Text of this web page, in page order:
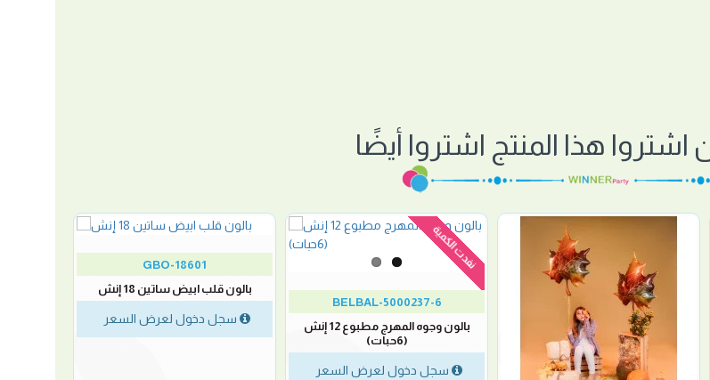
اشتروا هذا المنتج اشتروا أيضًا
نفدت الكمية
BELBAL-5000237-6
بالون وجوه المهرج مطبوع 12 إنش
(6حبات)
سجل دخول لعرض السعر
GBO-18601
بالون قلب ابيض ساتين 18 إنش
سجل دخول لعرض السعر